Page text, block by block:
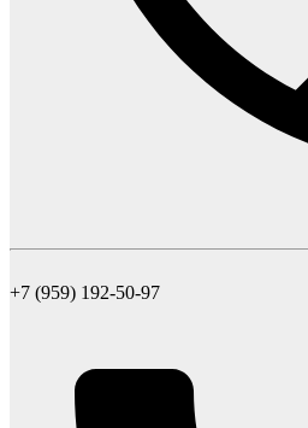
+7 (959) 192-50-97